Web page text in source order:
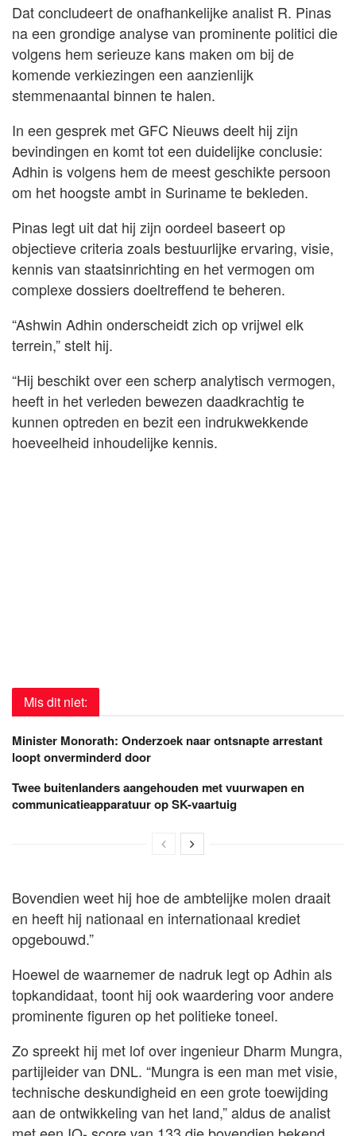
Dat concludeert de onafhankelijke analist R. Pinas
na een grondige analyse van prominente politici die
volgens hem serieuze kans maken om bij de
komende verkiezingen een aanzienlijk
stemmenaantal binnen te halen.
In een gesprek met GFC Nieuws deelt hij zijn
bevindingen en komt tot een duidelijke conclusie:
Adhin is volgens hem de meest geschikte persoon
om het hoogste ambt in Suriname te bekleden.
Pinas legt uit dat hij zijn oordeel baseert op
objectieve criteria zoals bestuurlijke ervaring, visie,
kennis van staatsinrichting en het vermogen om
complexe dossiers doeltreffend te beheren.
“Ashwin Adhin onderscheidt zich op vrijwel elk
terrein,” stelt hij.
“Hij beschikt over een scherp analytisch vermogen,
heeft in het verleden bewezen daadkrachtig te
kunnen optreden en bezit een indrukwekkende
hoeveelheid inhoudelijke kennis.
Mis dit niet:
Minister Monorath: Onderzoek naar ontsnapte arrestant
loopt onverminderd door
Twee buitenlanders aangehouden met vuurwapen en
communicatieapparatuur op SK-vaartuig
Bovendien weet hij hoe de ambtelijke molen draait
en heeft hij nationaal en internationaal krediet
opgebouwd.”
Hoewel de waarnemer de nadruk legt op Adhin als
topkandidaat, toont hij ook waardering voor andere
prominente figuren op het politieke toneel.
Zo spreekt hij met lof over ingenieur Dharm Mungra,
partijleider van DNL. “Mungra is een man met visie,
technische deskundigheid en een grote toewijding
aan de ontwikkeling van het land,” aldus de analist